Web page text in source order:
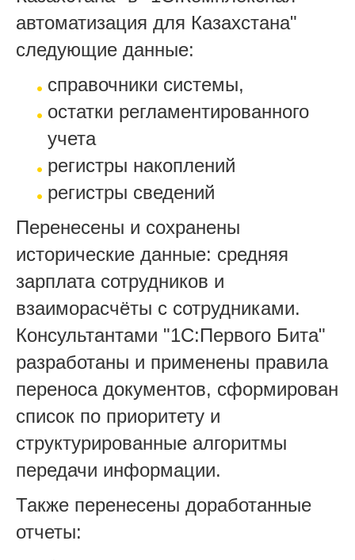
автоматизация для Казахстана"
следующие данные:
справочники системы,
остатки регламентированного
учета
регистры накоплений
регистры сведений
Перенесены и сохранены
исторические данные: средняя
зарплата сотрудников и
взаиморасчёты с сотрудниками.
Консультантами "1С:Первого Бита"
разработаны и применены правила
переноса документов, сформирован
список по приоритету и
структурированные алгоритмы
передачи информации.
Также перенесены доработанные
отчеты: